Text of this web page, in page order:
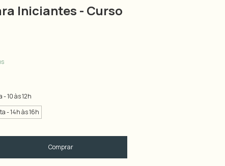
Iniciantes - Curso
- 10 às 12h
- 14h às 16h